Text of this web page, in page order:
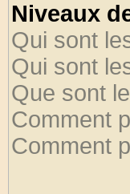
Niveaux
Qui sont
Qui sont
Que sont
Comment
Comment